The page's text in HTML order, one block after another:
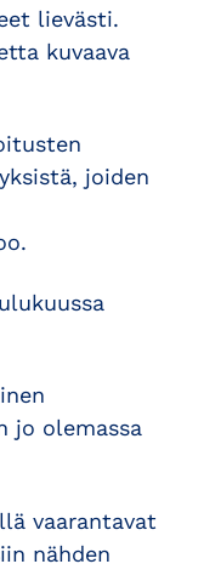
lievästi.
kuvaava
joiden
jo olemassa
vaarantavat
nähden